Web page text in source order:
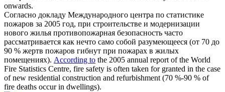
onwards.
Согласно докладу Международного центра по статистике
пожаров за 2005 год, при строительстве и модернизации
нового жилья противопожарная безопасность часто
рассматривается как нечто само собой разумеющееся (от 70 до
90 % жертв пожаров гибнут при пожарах в жилых
помещениях). According to the 2005 annual report of the World
Fire Statistics Centre, fire safety is often taken for granted in the case
of new residential construction and refurbishment (70 %-90 % of
fire deaths occur in dwellings).